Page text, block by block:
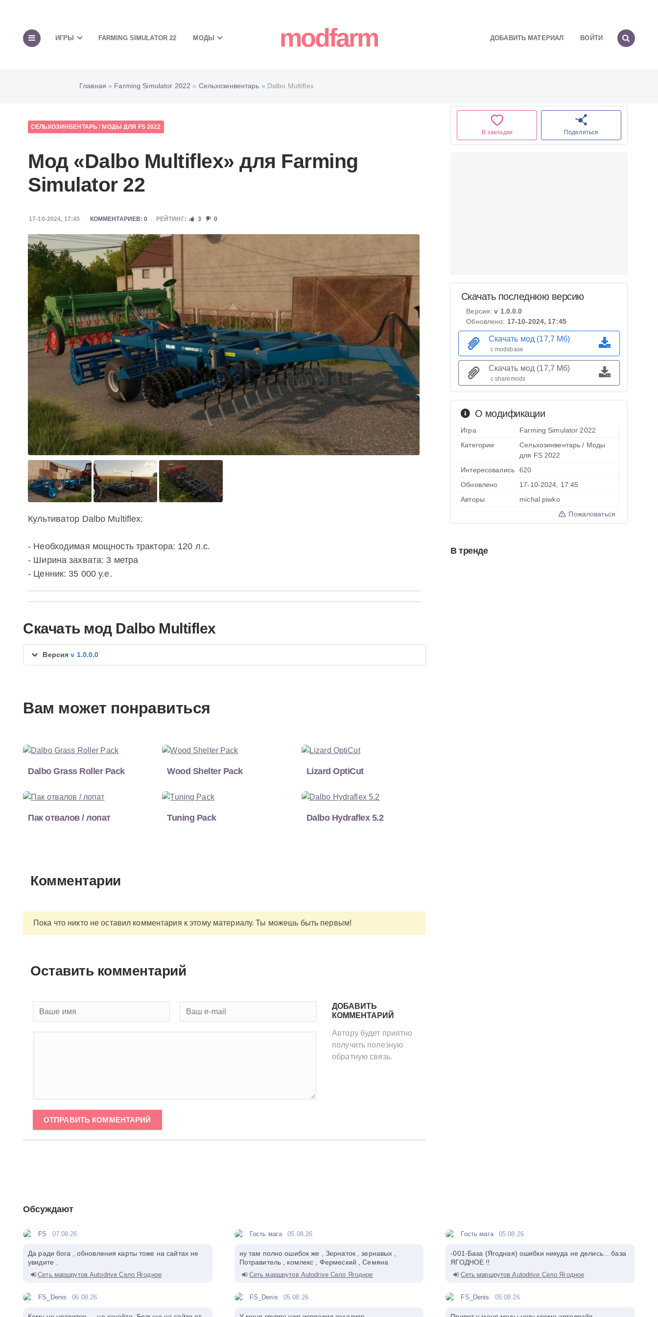
ИГРЫ FARMING SIMULATOR 22 МОДЫ modfarm ДОБАВИТЬ МАТЕРИАЛ ВОЙТИ
Главная » Farming Simulator 2022 » Сельхозинвентарь » Dalbo Multiflex
СЕЛЬХОЗИНВЕНТАРЬ / МОДЫ ДЛЯ FS 2022
Мод «Dalbo Multiflex» для Farming
Simulator 22
17-10-2024, 17:45 КОММЕНТАРИЕВ: 0 РЕЙТИНГ: 3 0
Культиватор Dalbo Multiflex:
- Необходимая мощность трактора: 120 л.с.
- Ширина захвата: 3 метра
- Ценник: 35 000 у.е.
Скачать мод Dalbo Multiflex
Версияv 1.0.0.0
Вам может понравиться
Dalbo Grass Roller Pack Wood Shelter Pack Lizard OptiCut
Пак отвалов / лопат Tuning Pack Dalbo Hydraflex 5.2
Комментарии
Пока что никто не оставил комментария к этому материалу. Ты можешь быть первым!
Оставить комментарий
ДОБАВИТЬ
КОММЕНТАРИЙ
Автору будет приятно
получить полезную
обратную связь.
ОТПРАВИТЬ КОММЕНТАРИЙ
В закладки Поделиться
О модификации
Игра
Farming Simulator 2022
Категории
Сельхозинвентарь / Моды
для FS 2022
Интересовались
620
Обновлено
17-10-2024, 17:45
Авторы
michal piwko
Пожаловаться
Скачать последнюю версию
Версия:v 1.0.0.0
Обновлено: 17-10-2024, 17:45
Скачать мод (17,7 Мб)
с modsbase
Скачать мод (17,7 Мб)
с sharemods
В тренде
Обсуждают
FS 07.08.26
Да ради бога , обновления карты тоже на сайтах не
увидите .
Сеть маршрутов Autodrive Село Ягодное
FS_Denis 06.08.26
Гость мага 05.08.26
ну там полно ошибок же , Зернаток , зернавых ,
Потравитель , комлекс , Фермеский , Семяна
Сеть маршрутов Autodrive Село Ягодное
FS_Denis 05.08.26
Гость мага 05.08.26
-001-База (Ягодная) ошибки никуда не делись... база
ЯГОДНОЕ !!
Сеть маршрутов Autodrive Село Ягодное
FS_Denis 05.08.26